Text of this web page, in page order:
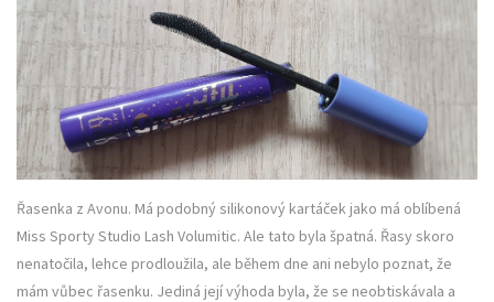
Řasenka z Avonu. Má podobný silikonový kartáček jako má oblíbená
Miss Sporty Studio Lash Volumitic. Ale tato byla špatná. Řasy skoro
nenatočila, lehce prodloužila, ale během dne ani nebylo poznat, že
mám vůbec řasenku. Jediná její výhoda byla, že se neobtiskávala a